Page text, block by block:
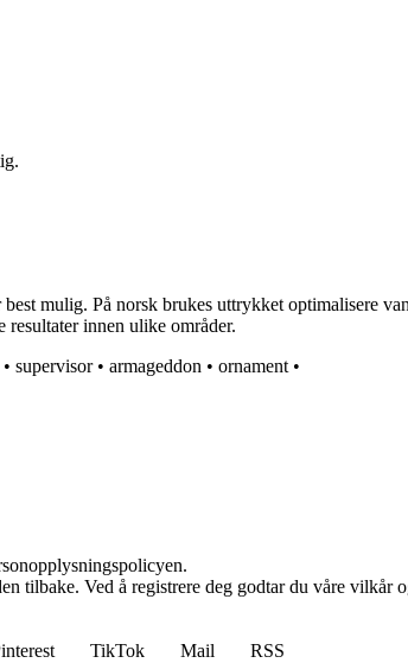
mulig. På norsk brukes uttrykket optimalisere
resultater innen ulike områder.
• supervisor• armageddon • ornament •
tilbake. Ved å registrere deg godtar du våre vilkår
TikTok Mail RSS